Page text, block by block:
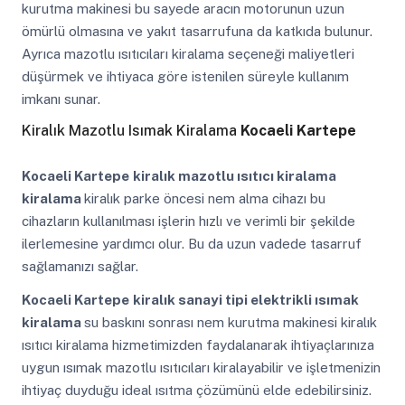
kurutma makinesi bu sayede aracın motorunun uzun
ömürlü olmasına ve yakıt tasarrufuna da katkıda bulunur.
Ayrıca mazotlu ısıtıcıları kiralama seçeneği maliyetleri
düşürmek ve ihtiyaca göre istenilen süreyle kullanım
imkanı sunar.
Kiralık Mazotlu Isımak Kiralama Kocaeli Kartepe
Kocaeli Kartepe kiralık mazotlu ısıtıcı kiralama
kiralamakiralık parke öncesi nem alma cihazı bu
cihazların kullanılması işlerin hızlı ve verimli bir şekilde
ilerlemesine yardımcı olur. Bu da uzun vadede tasarruf
sağlamanızı sağlar.
Kocaeli Kartepe kiralık sanayi tipi elektrikli ısımak
kiralamasu baskını sonrası nem kurutma makinesi kiralık
ısıtıcı kiralama hizmetimizden faydalanarak ihtiyaçlarınıza
uygun ısımak mazotlu ısıtıcıları kiralayabilir ve işletmenizin
ihtiyaç duyduğu ideal ısıtma çözümünü elde edebilirsiniz.